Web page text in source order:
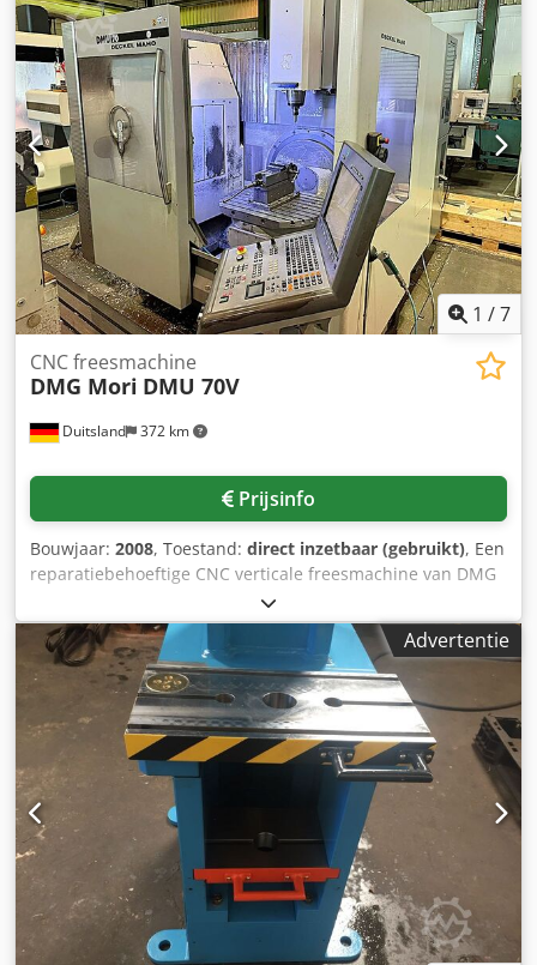
koppel 121 Nm Gereedschaphouder HSK-A 63 kantelbaar
B: +30° / -120° Tafelopspanvlak Ø 700 / 1.250 x 700 mm
max. tafelbelasting 650 kg draaibaar C: 360° Aantal
gereedschapsplaatsen 2x16 posities Gereedschaphouder
HSK-A 63 max. gereedschapsdiameter 80 mm max.
gereedschapsdiameter bij vrije naburige houder 130 mm
max. gereedschapsgewicht 8,0 kg max.
gereedschapslengte 315 mm Voedingssnelheid max.
30.000 mm/min Snelgang 30 m/min Totale stroombehoefte
48 kVA Machinegewicht ca. 14,0 t Benodigde ruimte ca. 4,5
x 4,0 x 2,6 m 5-assig CNC-bewerkingscentrum Universeel
DECKEL MAHO - DMU 80 monoBLOCK - NC-draaitafel (C-as)
geïntegreerd in vaste tafel - Zwenkbare freeskop (B-as) 1 /7
Duitsland 372 km
CNC freesmachine
DMG Mori DMU 70V
Prijsinfo
Bouwjaar: 2008, Toestand: direct inzetbaar (gebruikt), Een
reparatiebehoeftige CNC verticale freesmachine van DMG
is beschikbaar. Verplaatsingen X/Y/Z:
750mm/600mm/520mm, tafeldiameter: 700mm,
zwenkbereik B: -5°/110°, max. werkstukdiameter: 800mm,
max. werkstukkhoogte: 590mm, max. werkstukgewicht:
350kg, gereedschaphouder: SK40, toerental: 14.000 tpm,
gereedschapsposities: 30, snelverplaatsing: 24m/min,
voeding: 20m/min, positioneringsnauwkeurigheid:
+/-0,01mm, herhaalnauwkeurigheid: +/-0,006mm.
Machinedimensies X/Y/Z: ca. 5600mm/5000mm/3000mm,
gewicht: ca. 6000kg, besturing: Heidenhain iTNC530 3D,
bedrijfsuren: ca. 62.250u, spiluren: ca. 15.550u. De
geometrie van de machine dient te worden gecontroleerd;
er zijn afwijkingen in de assen, inclusief de draaias.
Documentatie aanwezig. Bezichtiging ter plaatse is
mogelijk. Cjdozidixjpfx Ac Hsrf
Advertentie